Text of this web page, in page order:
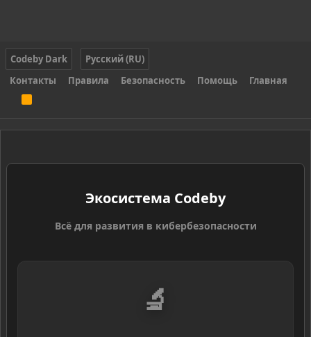
Codeby Dark
Русский (RU)
Контакты
Правила Безопасность Помощь Главная
S
Экосистема Codeby
Всё для развития в кибербезопасности
🔬